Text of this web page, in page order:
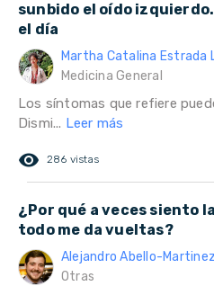
sunbido el oído izquierdo.
el día
Martha Catalina Estrada
Medicina General
Los síntomas que refiere
Dismi... Leer más
remove_red_eye 286 vistas
¿Por qué a veces siento
todo me da vueltas?
Alejandro Abello-Martinez
Otras